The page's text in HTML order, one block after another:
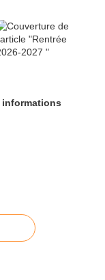
informations